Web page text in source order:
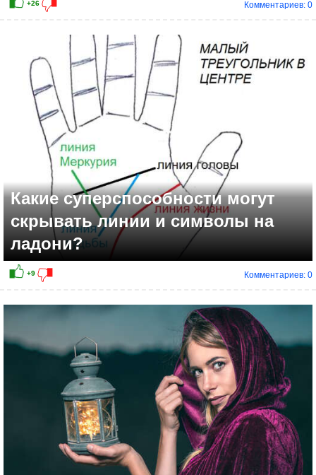
+17
Комментариев: 0
Какие суперспособности могут
скрывать линии и символы на
ладони?
Комментариев: 0